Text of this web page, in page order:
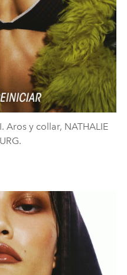
Aros y collar, NATHALIE